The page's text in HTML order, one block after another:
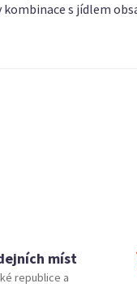
s jídlem
míst
republice a